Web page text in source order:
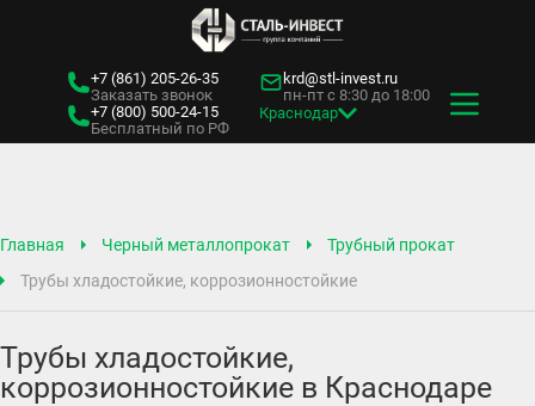
+7 (861) 205-26-35
Заказать звонок
+7 (800) 500-24-15
Бесплатный по РФ
krd@stl-invest.ru
пн-пт с 8:30 до 18:00
Краснодар
Главная Черный металлопрокат
Трубный прокат
Трубы хладостойкие, коррозионностойкие
Трубы хладостойкие,
коррозионностойкие в Краснодаре